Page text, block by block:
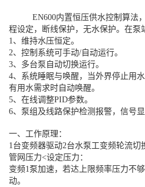
EN600内置恒压供水控制算法，
程设定，断线保护，无水保护。在泵
1、维持水压恒定。
2、控制系统可手动/自动运行。
3、多台泵自动切换运行。
4、系统睡眠与唤醒，当外界停止用
有用水需求时自动唤醒。
5、在线调整PID参数。
6、泵组及线路保护检测报警，信号显
一、工作原理：
1台变频器驱动2台水泵工变频轮流切
管网压力<设定压力：
变频1泵加速，若达上限频率压力不
动。